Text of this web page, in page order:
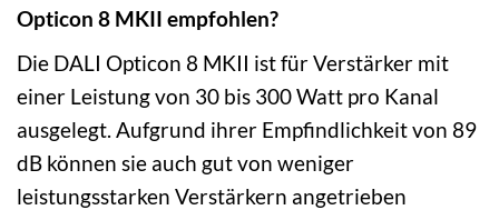
Opticon 8 MKII empfohlen?
Die DALI Opticon 8 MKII ist für Verstärker mit
einer Leistung von 30 bis 300 Watt pro Kanal
ausgelegt. Aufgrund ihrer Empfindlichkeit von 89
dB können sie auch gut von weniger
leistungsstarken Verstärkern angetrieben